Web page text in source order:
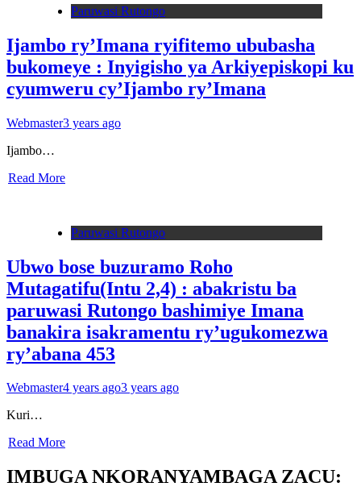
Paruwasi Rutongo
Ijambo ry’Imana ryifitemo ububasha
bukomeye : Inyigisho ya Arkiyepiskopi ku
cyumweru cy’Ijambo ry’Imana
Webmaster3 years ago
Ijambo…
Read More
Paruwasi Rutongo
Ubwo bose buzuramo Roho
Mutagatifu(Intu 2,4) : abakristu ba
paruwasi Rutongo bashimiye Imana
banakira isakramentu ry’ugukomezwa
ry’abana 453
Webmaster4 years ago3 years ago
Kuri…
Read More
IMBUGA NKORANYAMBAGA ZACU: